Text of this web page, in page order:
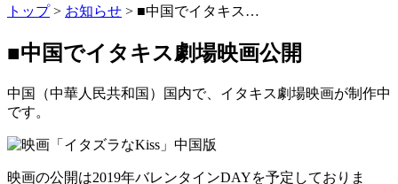
トップ> お知らせ > ■中国でイタキス…
■中国でイタキス劇場映画公開
中国（中華人民共和国）国内で、イタキス劇場映画が制作中
です。
映画の公開は2019年バレンタインDAYを予定しておりま